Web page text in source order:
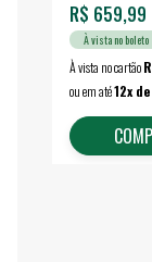
R$ 659,99
À vista no boleto
À vista no cartão
ou em até12x